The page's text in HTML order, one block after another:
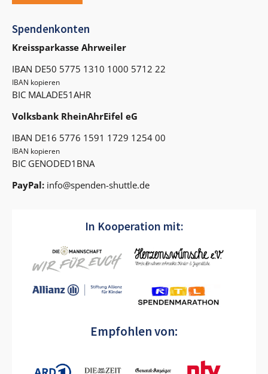
Spendenkonten
Kreissparkasse Ahrweiler
IBAN DE50 5775 1310 1000 5712 22
IBAN kopieren
BIC MALADE51AHR
Volksbank RheinAhrEifel eG
IBAN DE16 5776 1591 1729 1254 00
IBAN kopieren
BIC GENODED1BNA
PayPal: info@spenden-shuttle.de
In Kooperation mit:
Empfohlen von: